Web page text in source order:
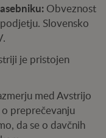
Obveznost
Slovensko
je pristojen
med Avstrijo
preprečevanju
da se o davčnih